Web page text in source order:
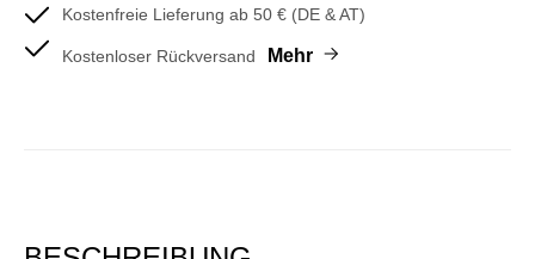
Kostenfreie Lieferung ab 50 € (DE & AT)
Kostenloser Rückversand Mehr